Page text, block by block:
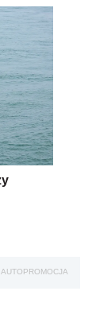
AUTOPROMOCJA